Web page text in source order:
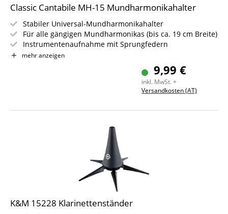
Classic Cantabile MH-15 Mundharmonikahalter
Stabiler Universal-Mundharmonikahalter
Für alle gängigen Mundharmonikas (bis ca. 19 cm Breite)
Instrumentenaufnahme mit Sprungfedern
Schutzummantelungen an Nackenbügel und
mehr anzeigen
9,99 €
inkl. MwSt. +
Versandkosten (AT)
K&M 15228 Klarinettenständer